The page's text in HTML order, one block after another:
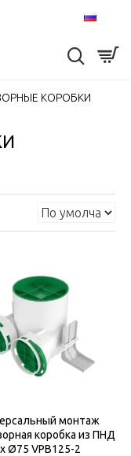
КОРОБКИ
монтаж
коробка из ПНД
Ø75 VPB125-2